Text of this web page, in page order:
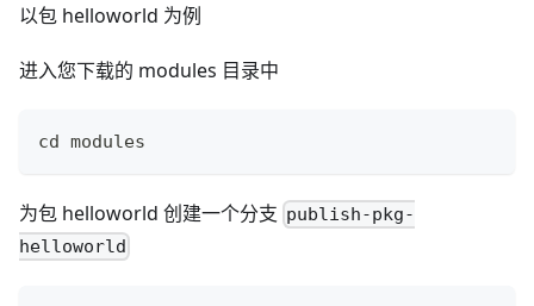
以包 helloworld 为例
进入您下载的 modules 目录中
cd modules
为包 helloworld 创建一个分支 publish-pkg-
helloworld